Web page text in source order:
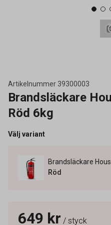
Artikelnummer 39300003
Brandsläckare
Röd 6kg
Välj variant
Röd
649 kr / styck